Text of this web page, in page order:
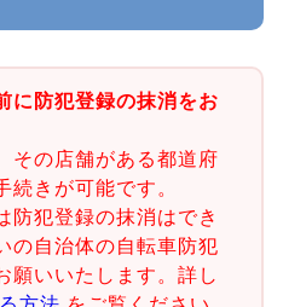
に防犯登録の抹消をお
その店舗がある都道府
続きが可能です。
犯登録の抹消はでき
の自治体の自転車防犯
願いいたします。詳し